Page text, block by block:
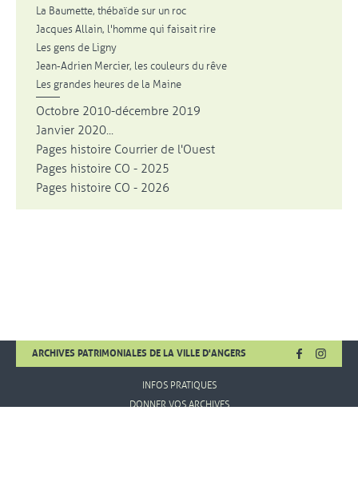
La Baumette, thébaïde sur un roc
Jacques Allain, l'homme qui faisait rire
Les gens de Ligny
Jean-Adrien Mercier, les couleurs du rêve
Les grandes heures de la Maine
Octobre 2010-décembre 2019
Janvier 2020...
Pages histoire Courrier de l'Ouest
Pages histoire CO - 2025
Pages histoire CO - 2026
ARCHIVES PATRIMONIALES DE LA VILLE D'ANGERS FACEBOOK
, OUVRE
,
INFOS PRATIQUES
DONNER VOS ARCHIVES